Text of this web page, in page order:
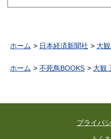
ホーム 日本経済新聞社 大
ホーム 不死鳥BOOKS 大観
プライバ